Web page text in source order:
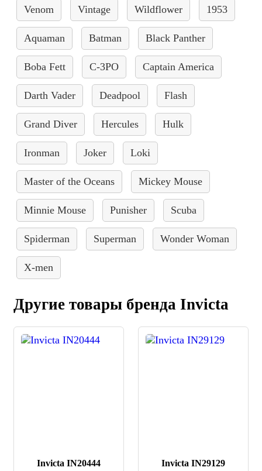
Venom Vintage Wildflower 1953
Aquaman Batman Black Panther
Boba Fett C-3PO Captain America
Darth Vader Deadpool Flash
Grand Diver Hercules Hulk
Ironman Joker Loki
Master of the Oceans Mickey Mouse
Minnie Mouse Punisher Scuba
Spiderman Superman Wonder Woman
X-men
Другие товары бренда Invicta
Invicta IN20444 Invicta IN29129